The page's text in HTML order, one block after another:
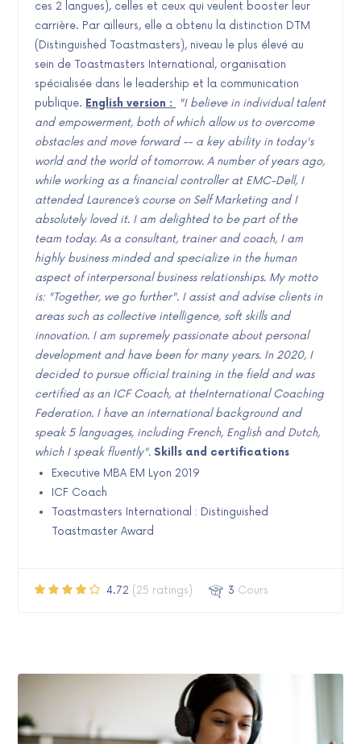
ces 2 langues), celles et ceux qui veulent booster leur
carrière. Par ailleurs, elle a obtenu la distinction DTM
(Distinguished Toastmasters), niveau le plus élevé au
sein de Toastmasters International, organisation
spécialisée dans le leadership et la communication
publique. English version :
"I believe in individual talent
and empowerment, both of which allow us to overcome
obstacles and move forward -- a key ability in today's
world and the world of tomorrow. A number of years ago,
while working as a financial controller at EMC-Dell, I
attended Laurence’s course on Self Marketing and I
absolutely loved it. I am delighted to be part of the
team today. As a consultant, trainer and coach, I am
highly business minded and specialize in the human
aspect of interpersonal business relationships. My motto
is: "Together, we go further". I assist and advise clients in
areas such as collective intelligence, soft skills and
innovation. I am supremely passionate about personal
development and have been for many years. In 2020, I
decided to pursue official training in the field and was
certified as an ICF Coach, at theInternational Coaching
Federation. I have an international background and
speak 5 languages, including French, English and Dutch,
which I speak fluently". Skills and certifications
Executive MBA EM Lyon 2019
ICF Coach
Toastmasters International : Distinguished
Toastmaster Award
4.72 (25 ratings) 3 Cours